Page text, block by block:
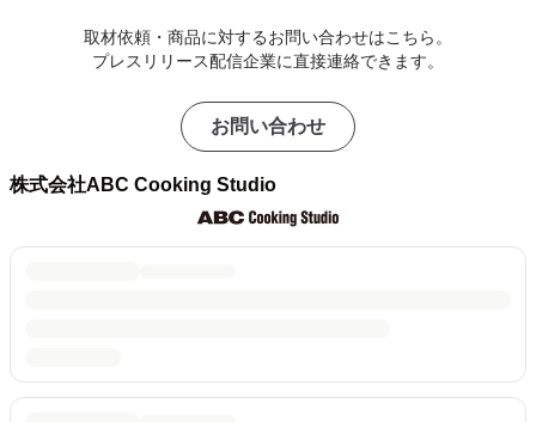
取材依頼・商品に対するお問い合わせはこちら。
プレスリリース配信企業に直接連絡できます。
お問い合わせ
株式会社ABC Cooking Studio